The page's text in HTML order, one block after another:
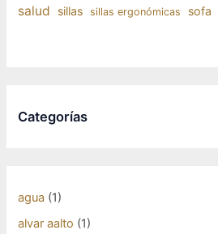
salud sillas sillas ergonómicas sofa
Categorías
agua (1)
alvar aalto (1)